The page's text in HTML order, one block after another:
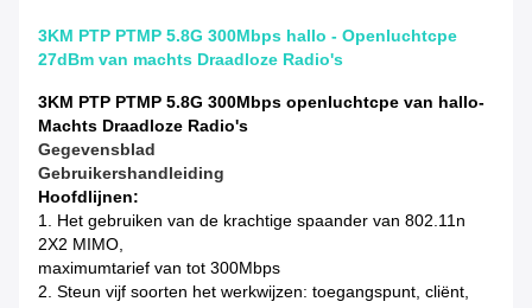
3KM PTP PTMP 5.8G 300Mbps hallo - Openluchtcpe
27dBm van machts Draadloze Radio's
3KM PTP PTMP 5.8G 300Mbps openluchtcpe van hallo-
Machts Draadloze Radio's
Gegevensblad
Gebruikershandleiding
Hoofdlijnen:
1. Het gebruiken van de krachtige spaander van 802.11n
2X2 MIMO,
maximumtarief van tot 300Mbps
2. Steun vijf soorten het werkwijzen: toegangspunt, cliënt,